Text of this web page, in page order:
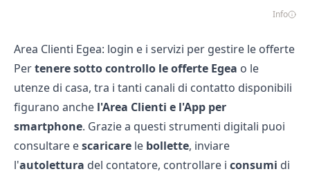
Info
Area Clienti Egea: login e i servizi per gestire le offerte
Pertenere sotto controllo le offerte Egea o le
utenze di casa, tra i tanti canali di contatto disponibili
figurano anche l'Area Clienti e l'App per
smartphone. Grazie a questi strumenti digitali puoi
consultare escaricare le bollette, inviare
l'autolettura del contatore, controllare i consumi di